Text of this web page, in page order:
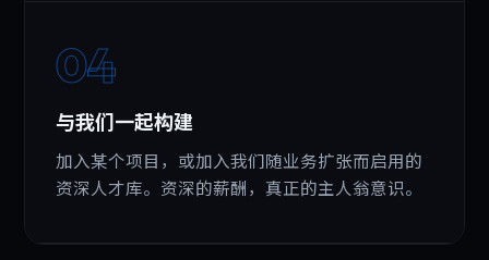
04
与我们一起构建
加入某个项目，或加入我们随业务扩张而启用的
资深人才库。资深的薪酬，真正的主人翁意识。